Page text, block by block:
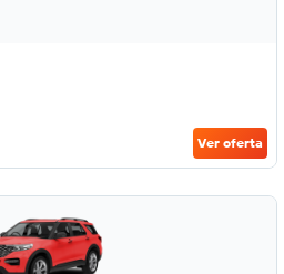
Ver oferta